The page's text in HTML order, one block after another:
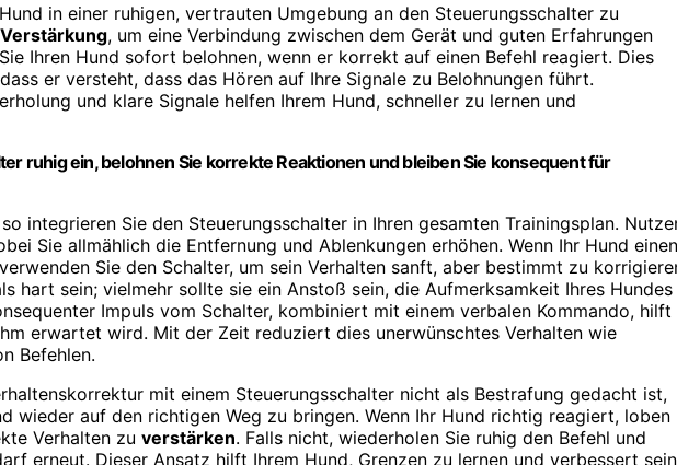
in einer ruhigen, vertrauten Umgebung an den Steuerungsschalter zu
, um eine Verbindung zwischen dem Gerät und guten Erfahrungen
Ihren Hund sofort belohnen, wenn er korrekt auf einen Befehl reagiert. Dies
er versteht, dass das Hören auf Ihre Signale zu Belohnungen führt.
und klare Signale helfen Ihrem Hund, schneller zu lernen und
ruhig ein, belohnen Sie korrekte Reaktionen und bleiben Sie konsequent für
integrieren Sie den Steuerungsschalter in Ihren gesamten Trainingsplan.
Sie allmählich die Entfernung und Ablenkungen erhöhen. Wenn Ihr Hund einen
Sie den Schalter, um sein Verhalten sanft, aber bestimmt zu
hart sein; vielmehr sollte sie ein Anstoß sein, die Aufmerksamkeit Ihres Hundes
Impuls vom Schalter, kombiniert mit einem verbalen Kommando, hilft
erwartet wird. Mit der Zeit reduziert dies unerwünschtes Verhalten wie
Befehlen.
mit einem Steuerungsschalter nicht als Bestrafung gedacht ist,
wieder auf den richtigen Weg zu bringen. Wenn Ihr Hund richtig reagiert, loben
Verhalten zu verstärken. Falls nicht, wiederholen Sie ruhig den Befehl und
erneut. Dieser Ansatz hilft Ihrem Hund, Grenzen zu lernen und verbessert